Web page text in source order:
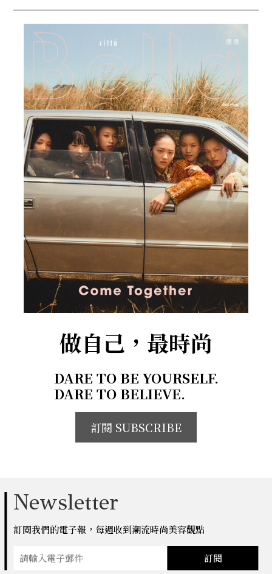
做自己，最時尚
DARE TO BE YOURSELF.
DARE TO BELIEVE.
訂閱 SUBSCRIBE
Newsletter
訂閱我們的電子報，每週收到潮流時尚美容觀點
訂閱